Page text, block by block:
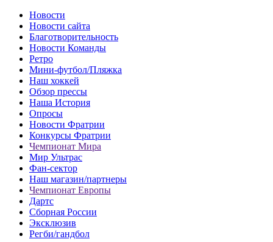
Новости
Новости сайта
Благотворительность
Новости Команды
Ретро
Мини-футбол/Пляжка
Наш хоккей
Обзор прессы
Наша История
Опросы
Новости Фратрии
Конкурсы Фратрии
Чемпионат Мира
Мир Ультрас
Фан-cектор
Наш магазин/партнеры
Чемпионат Европы
Дартс
Сборная России
Эксклюзив
Регби/гандбол